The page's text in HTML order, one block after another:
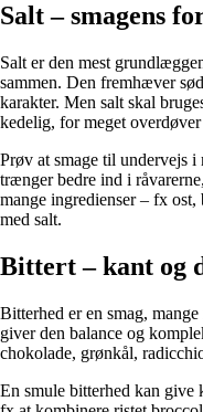
Salt – smagens
Salt er den mest
sammen. Den fremhæver
karakter. Men salt skal
kedelig, for meget overdøver
Prøv at smage til undervejs
trænger bedre ind i
mange ingredienser – fx ost,
med salt.
Bittert – kant og
Bitterhed er en smag,
giver den balance og
chokolade, grønkål,
En smule bitterhed kan give